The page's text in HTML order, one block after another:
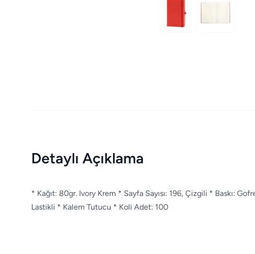
Detaylı Açıklama
* Kağıt: 80gr. Ivory Krem * Sayfa Sayısı: 196, Çizgili * Baskı:
Lastikli * Kalem Tutucu * Koli Adet: 100